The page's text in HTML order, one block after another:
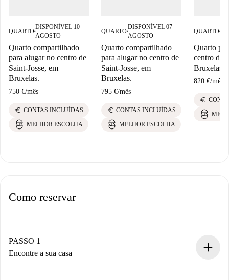
QUARTO■
DISPONÍVEL 10
AGOSTO
Quarto compartilhado
para alugar no centro de
Saint-Josse, em
Bruxelas.
750 €/mês
euro CONTAS INCLUÍDAS
MELHOR ESCOLHA
QUARTO■
DISPONÍVEL 07
AGOSTO
Quarto compartilhado
para alugar no centro de
Saint-Josse, em
Bruxelas.
795 €/mês
euro CONTAS INCLUÍDAS
MELHOR ESCOLHA
QUARTO■
Quarto
centro de
Bruxelas
820 €/mês
euro
Como reservar
PASSO 1
Encontre a sua casa